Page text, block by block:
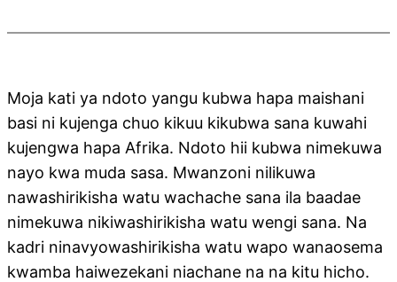
Moja kati ya ndoto yangu kubwa hapa maishani
basi ni kujenga chuo kikuu kikubwa sana kuwahi
kujengwa hapa Afrika. Ndoto hii kubwa nimekuwa
nayo kwa muda sasa. Mwanzoni nilikuwa
nawashirikisha watu wachache sana ila baadae
nimekuwa nikiwashirikisha watu wengi sana. Na
kadri ninavyowashirikisha watu wapo wanaosema
kwamba haiwezekani niachane na na kitu hicho.